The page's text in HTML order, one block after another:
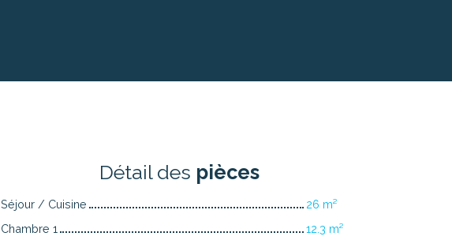
Détail des pièces
Séjour / Cuisine
26 m²
Chambre 1
12.3 m²